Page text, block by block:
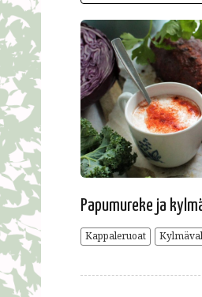
Papumureke ja
Kappaleruoat